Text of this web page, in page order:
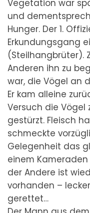
Vegetation war
und
Hunger. Der 1.
Erkundungsgang
(Steilhangbrüter).
Anderen ihn zu
war, die Vögel an
Er kam alleine
Versuch die Vögel
gestürzt. Fleisch
schmeckte
Gelegenheit das
einem
der Andere ist
vorhanden –
gerettet…